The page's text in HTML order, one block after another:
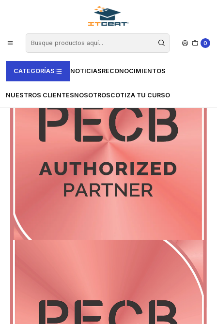
0
CATEGORÍAS NOTICIASRECONOCIMIENTOS
NUESTROS CLIENTESNOSOTROSCOTIZA TU CURSO
PECB
Examen de Fundamentos de ISO/IEC 20000